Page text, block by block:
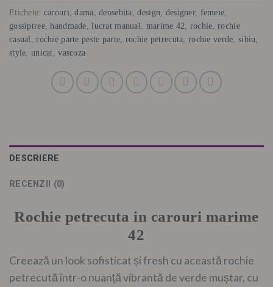
Etichete: carouri ,dama ,deosebita ,design designer, femeie
gossiptree,handmade ,lucrat manual marime 42 rochie ,rochie
casual
,rochie parte peste parte rochie petrecuta rochie verde sibiu
style ,unicat ,vascoza
DESCRIERE
RECENZII (0)
Rochie petrecuta in carouri marime
42
Creează un look sofisticat și fresh cu această rochie
petrecută într-o nuanță vibrantă de verde muștar, cu